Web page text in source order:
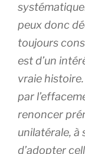
peux donc
toujours
est d’un
vraie
par
renoncer
unilatérale, à
d’adopter